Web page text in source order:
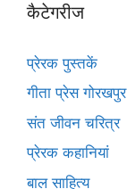
कैटेगरीज
प्रेरक पुस्तकें
गीता प्रेस गोरखपुर
संत जीवन चरित्र
प्रेरक कहानियां
बाल साहित्य